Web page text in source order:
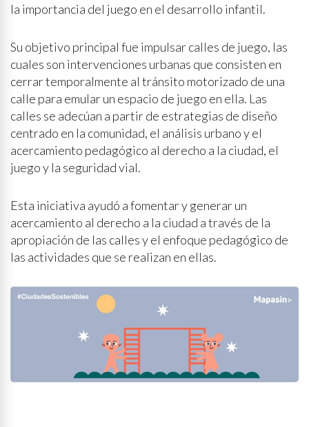
la importancia del juego en el desarrollo infantil.
Su objetivo principal fue impulsar calles de juego, las
cuales son intervenciones urbanas que consisten en
cerrar temporalmente al tránsito motorizado de una
calle para emular un espacio de juego en ella. Las
calles se adecúan a partir de estrategias de diseño
centrado en la comunidad, el análisis urbano y el
acercamiento pedagógico al derecho a la ciudad, el
juego y la seguridad vial.
Esta iniciativa ayudó a fomentar y generar un
acercamiento al derecho a la ciudad a través de la
apropiación de las calles y el enfoque pedagógico de
las actividades que se realizan en ellas.